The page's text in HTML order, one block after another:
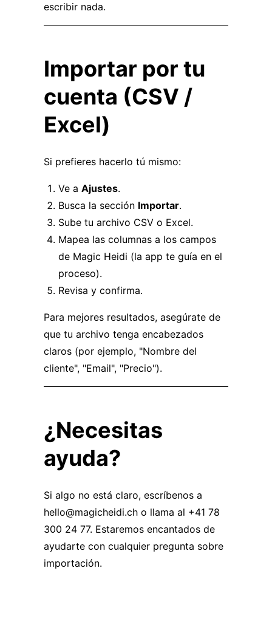
escribir nada.
Importar por tu
cuenta (CSV /
Excel)
Si prefieres hacerlo tú mismo:
Ve a Ajustes.
Busca la sección Importar.
Sube tu archivo CSV o Excel.
Mapea las columnas a los campos
de Magic Heidi (la app te guía en el
proceso).
Revisa y confirma.
Para mejores resultados, asegúrate de
que tu archivo tenga encabezados
claros (por ejemplo, "Nombre del
cliente", "Email", "Precio").
¿Necesitas
ayuda?
Si algo no está claro, escríbenos a
hello@magicheidi.ch o llama al +41 78
300 24 77. Estaremos encantados de
ayudarte con cualquier pregunta sobre
importación.